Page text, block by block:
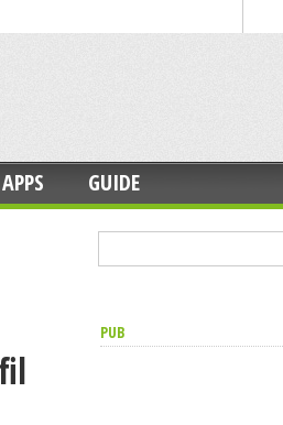
APPS GUIDE
PUB